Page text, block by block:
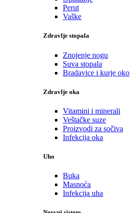
Perut
Vaške
Zdravlje stopala
Znojenje nogu
Suva stopala
Bradavice i kurje oko
Zdravlje oka
Vitamini i minerali
Veštačke suze
Proizvodi za sočiva
Infekcija oka
Uho
Buka
Masnoća
Infekcija uha